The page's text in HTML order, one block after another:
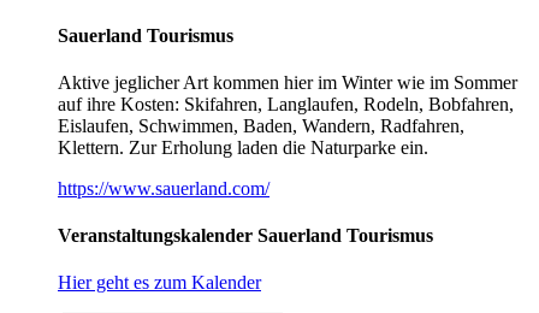
Sauerland Tourismus
Aktive jeglicher Art kommen hier im Winter wie im Sommer
auf ihre Kosten: Skifahren, Langlaufen, Rodeln, Bobfahren,
Eislaufen, Schwimmen, Baden, Wandern, Radfahren,
Klettern. Zur Erholung laden die Naturparke ein.
https://www.sauerland.com/
Veranstaltungskalender Sauerland Tourismus
Hier geht es zum Kalender